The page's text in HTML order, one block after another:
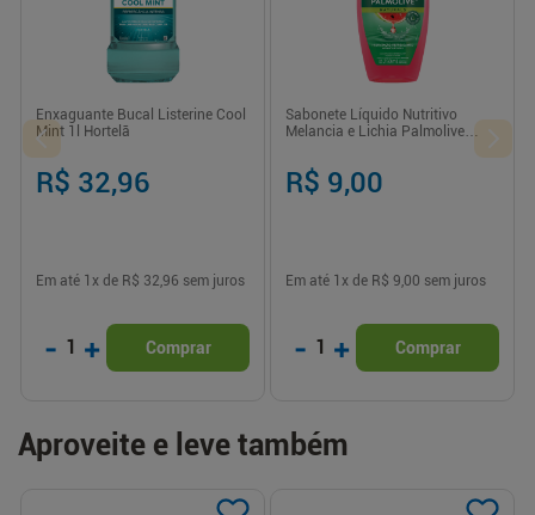
Enxaguante Bucal Listerine Cool
Mint 1l Hortelã
R$ 32,96
Em até 1 x de R$ 32,96 sem juros
- 1 + Comprar
Sabonete Líquido Nutritivo
Melancia e Lichia Palmolive
R$ 9,00
Em até 1 x de R$ 9,00 sem juros
- 1 + Comprar
Aproveite e leve também